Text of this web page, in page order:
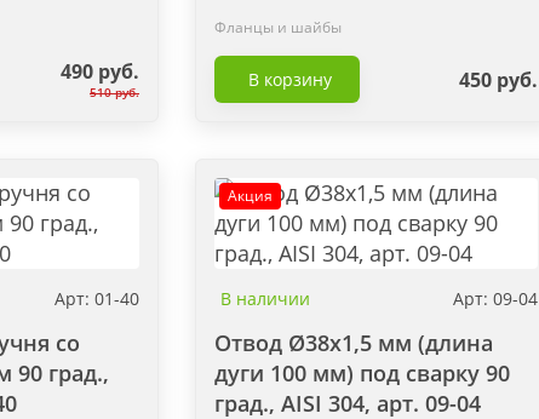
490 руб.
510 руб.
Фланцы и шайбы
450 руб.
В корзину
Арт: 01-40
со
90 град.,
Акция
В наличии Арт: 09-04
Отвод Ø38х1,5 мм (длина
дуги 100 мм) под сварку 90
град., AISI 304, арт. 09-04